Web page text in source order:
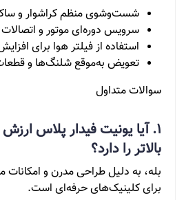
شست‌وشوی منظم کراشوار و
سرویس دوره‌ای موتور و اتصالات
استفاده از فیلتر هوا برای
تعویض به‌موقع شلنگ‌ها و
سوالات متداول
۱. آیا یونیت فیدار پلاس
بالاتر را دارد؟
بله، به دلیل طراحی مدرن و امکانات
برای کلینیک‌های حرفه‌ای است.